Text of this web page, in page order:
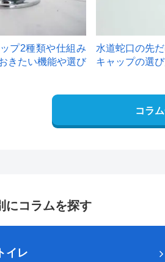
プ2種類や仕組み
きたい機能や選び
水道蛇口の先
キャップの選
コラ
にコラムを探す
トイレ